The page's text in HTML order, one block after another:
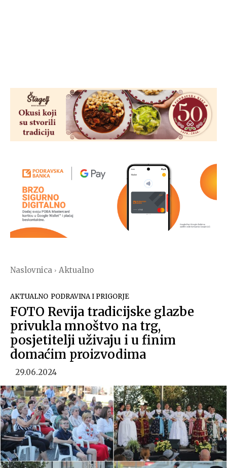
Naslovnica Aktualno
AKTUALNO PODRAVINA I PRIGORJE
FOTO Revija tradicijske glazbe
privukla mnoštvo na trg,
posjetitelji uživaju i u finim
domaćim proizvodima
29.06.2024